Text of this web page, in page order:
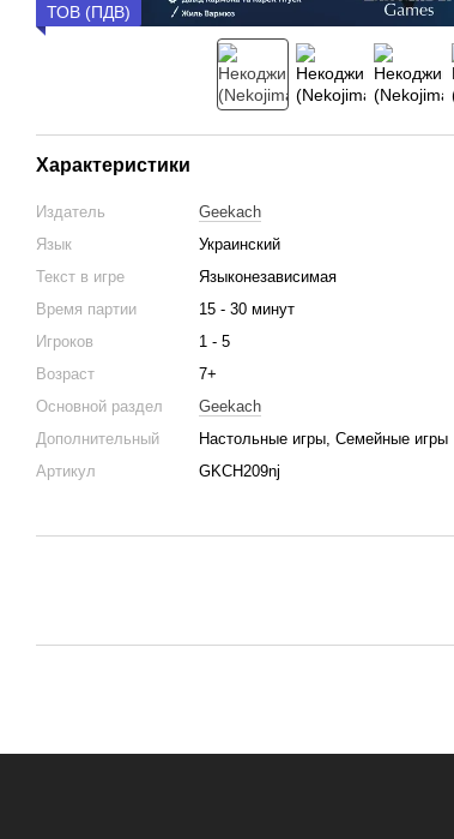
ТОВ (ПДВ)
Характеристики
Издатель
Geekach
Язык
Украинский
Текст в игре
Языконезависимая
Время партии
15 - 30 минут
Игроков
1 - 5
Возраст
7+
Основной раздел
Geekach
Дополнительный
Настольные игры, Семейные игры
Артикул
GKCH209nj